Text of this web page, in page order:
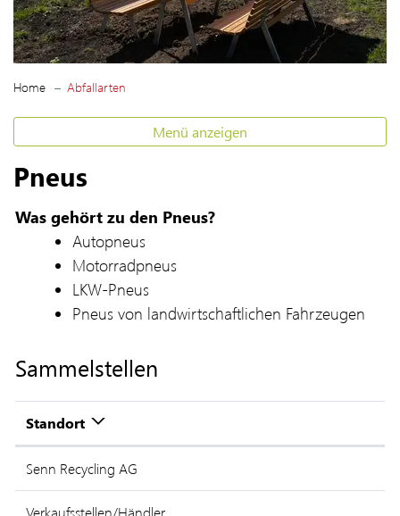
Home Abfallarten
Menü anzeigen
Pneus
Was gehört zu den Pneus?
Autopneus
Motorradpneus
LKW-Pneus
Pneus von landwirtschaftlichen Fahrzeugen
Sammelstellen
Standort
Senn Recycling AG
Verkaufsstellen/Händler